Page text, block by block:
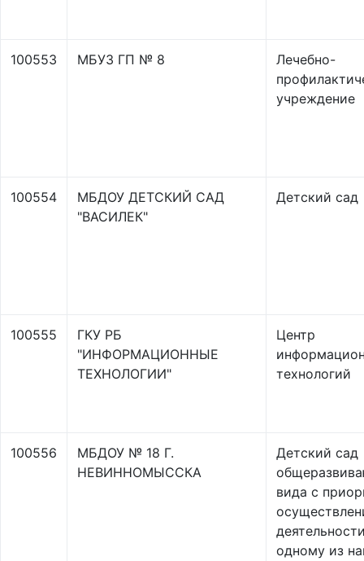
100553 МБУЗ ГП № 8
Лечебно-
учреждение
100554
МБДОУ ДЕТСКИЙ САД
"ВАСИЛЕК"
Детский сад
100555
ГКУ РБ
"ИНФОРМАЦИОННЫЕ
ТЕХНОЛОГИИ"
Центр
технологий
100556
МБДОУ № 18 Г.
НЕВИННОМЫССКА
Детский сад
вида с
одному из